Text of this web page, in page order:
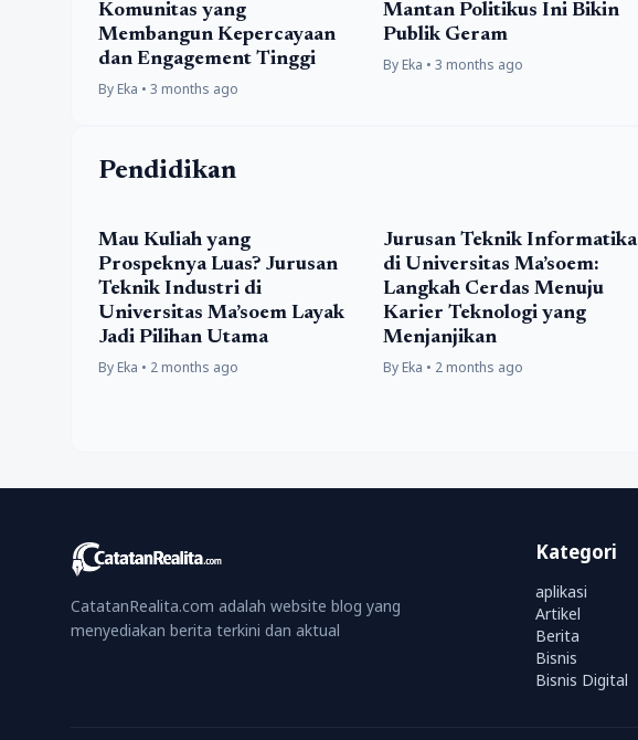
Komunitas yang
Membangun Kepercayaan
dan Engagement Tinggi
By Eka • 3 months ago
Mantan Politikus Ini Bikin
Publik Geram
By Eka • 3 months ago
Pendidikan
Mau Kuliah yang
Prospeknya Luas? Jurusan
Teknik Industri di
Universitas Ma’soem Layak
Jadi Pilihan Utama
By Eka • 2 months ago
Jurusan Teknik Informatika
di Universitas Ma’soem:
Langkah Cerdas Menuju
Karier Teknologi yang
Menjanjikan
By Eka • 2 months ago
CatatanRealita.com adalah website blog yang
menyediakan berita terkini dan aktual
Kategori
aplikasi
Artikel
Berita
Bisnis
Bisnis Digital